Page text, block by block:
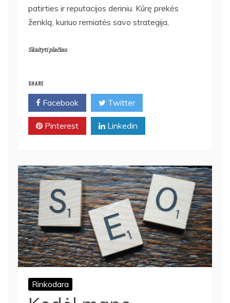
patirties ir reputacijos deriniu. Kūrę prekės
ženklą, kuriuo remiatės savo strategija,
Skaityti plačiau
SHARE
Facebook Twitter
Pinterest Linkedin
Rinkodara